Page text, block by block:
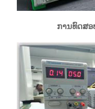
ການທົດສອ